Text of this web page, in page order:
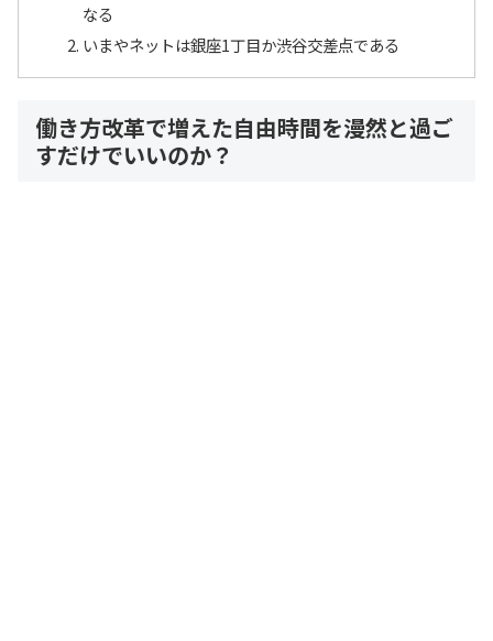
なる
いまやネットは銀座1丁目か渋谷交差点である
働き方改革で増えた自由時間を漫然と過ご
すだけでいいのか？